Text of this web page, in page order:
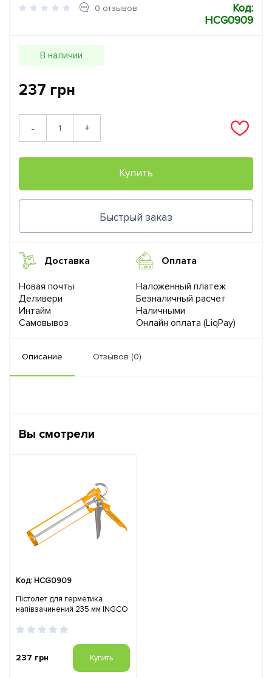
0 отзывов
Код:
HCG0909
В наличии
237 грн
- +
Купить
Быстрый заказ
Доставка
Новая почты
Деливери
Интайм
Самовывоз
Оплата
Наложенный платеж
Безналичный расчет
Наличными
Онлайн оплата (LiqPay)
Описание Отзывов (0)
Вы смотрели
Код: HCG0909
Пістолет для герметика
напівзачинений 235 мм INGCO
237 грн Купить